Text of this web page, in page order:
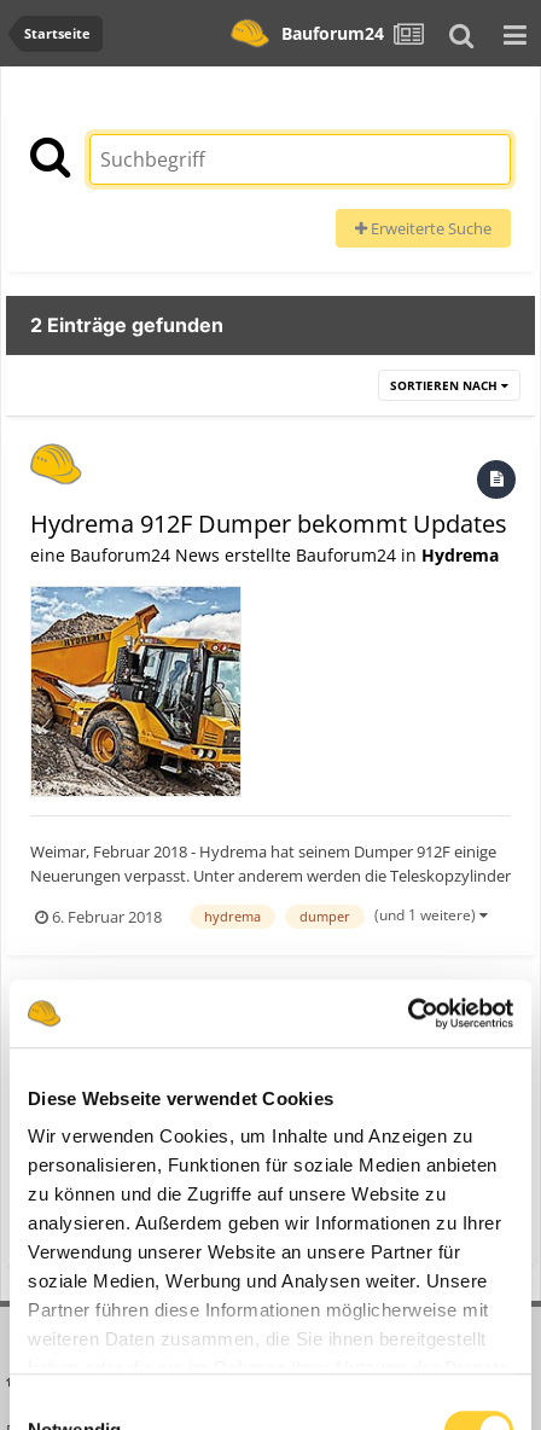
Diese Webseite verwendet Cookies
Wir verwenden Cookies, um Inhalte und Anzeigen zu
personalisieren, Funktionen für soziale Medien anbieten
zu können und die Zugriffe auf unsere Website zu
analysieren. Außerdem geben wir Informationen zu Ihrer
Verwendung unserer Website an unsere Partner für
soziale Medien, Werbung und Analysen weiter. Unsere
Partner führen diese Informationen möglicherweise mit
weiteren Daten zusammen, die Sie ihnen bereitgestellt
Startseite Bauforum24
Erweiterte Suche
2 Einträge gefunden
SORTIEREN NACH
Hydrema 912F Dumper bekommt Updates
eine Bauforum24 News erstellte Bauforum24 in Hydrema
Weimar, Februar 2018 - Hydrema hat seinem Dumper 912F einige
Neuerungen verpasst. Unter anderem werden die Teleskopzylinder
der MultiTip-Version der Mulde durch neue doppelt wirkende
Zylinder ersetzt. Bauforum24 TV Video (18.09.2015): Hydrema 912
6. Februar 2018 hydrema dumper (und 1 weitere)
ein Thema erstellte Bauforum24 inDumper &
Weimar, Februar 2018 - Hydrema hat seinem Dumper 912F einige
Neuerungen verpasst. Unter anderem werden die Teleskopzylinder
der MultiTip-Version der Mulde durch neue doppelt wirkende
Zylinder ersetzt. Bauforum24 TV Video (18.09.2015): Hydrema 912
ZW Zweiwege-Dumper Hydrema 912F Dumper m...
6. Februar 2018 hydrema dumper (und 1 weitere)